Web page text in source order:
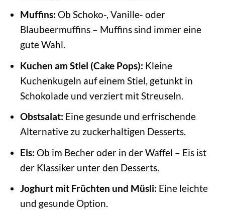
Muffins: Ob Schoko-, Vanille- oder
Blaubeermuffins – Muffins sind immer eine
gute Wahl.
Kuchen am Stiel (Cake Pops): Kleine
Kuchenkugeln auf einem Stiel, getunkt in
Schokolade und verziert mit Streuseln.
Obstsalat: Eine gesunde und erfrischende
Alternative zu zuckerhaltigen Desserts.
Eis: Ob im Becher oder in der Waffel – Eis ist
der Klassiker unter den Desserts.
Joghurt mit Früchten und Müsli: Eine leichte
und gesunde Option.